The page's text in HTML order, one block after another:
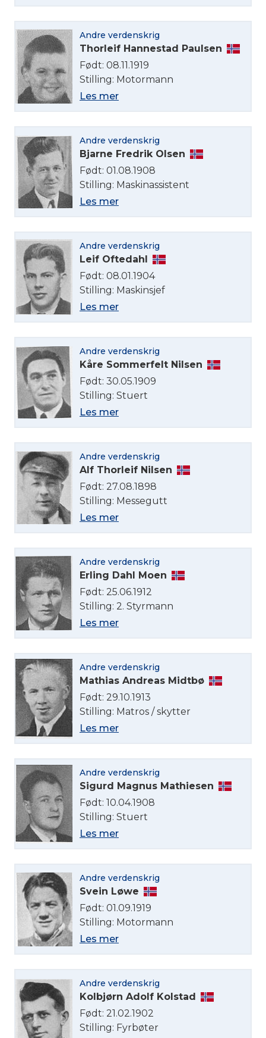
Andre verdenskrig
Thorleif Hannestad Paulsen
Født: 08.11.1919
Stilling: Motormann
Les mer
Andre verdenskrig
Bjarne Fredrik Olsen
Født: 01.08.1908
Stilling: Maskinassistent
Les mer
Andre verdenskrig
Leif Oftedahl
Født: 08.01.1904
Stilling: Maskinsjef
Les mer
Andre verdenskrig
Kåre Sommerfelt Nilsen
Født: 30.05.1909
Stilling: Stuert
Les mer
Andre verdenskrig
Alf Thorleif Nilsen
Født: 27.08.1898
Stilling: Messegutt
Les mer
Andre verdenskrig
Erling Dahl Moen
Født: 25.06.1912
Stilling: 2. Styrmann
Les mer
Andre verdenskrig
Mathias Andreas Midtbø
Født: 29.10.1913
Stilling: Matros / skytter
Les mer
Andre verdenskrig
Sigurd Magnus Mathiesen
Født: 10.04.1908
Stilling: Stuert
Les mer
Andre verdenskrig
Svein Løwe
Født: 01.09.1919
Stilling: Motormann
Les mer
Andre verdenskrig
Kolbjørn Adolf Kolstad
Født: 21.02.1902
Stilling: Fyrbøter
English
Norsk bokmål